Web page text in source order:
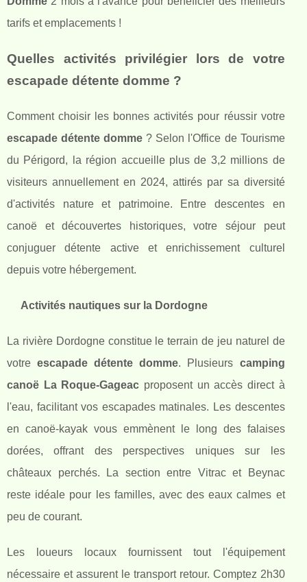
tarifs et emplacements !
Quelles activités privilégier lors de votre
escapade détente domme ?
Comment choisir les bonnes activités pour réussir votre
escapade détente domme ? Selon l'Office de Tourisme
du Périgord, la région accueille plus de 3,2 millions de
visiteurs annuellement en 2024, attirés par sa diversité
d'activités nature et patrimoine. Entre descentes en
canoë et découvertes historiques, votre séjour peut
conjuguer détente active et enrichissement culturel
depuis votre hébergement.
Activités nautiques sur la Dordogne
La rivière Dordogne constitue le terrain de jeu naturel de
votreescapade détente domme. Plusieurs camping
canoë La Roque-Gageac proposent un accès direct à
l'eau, facilitant vos escapades matinales. Les descentes
en canoë-kayak vous emmènent le long des falaises
dorées, offrant des perspectives uniques sur les
châteaux perchés. La section entre Vitrac et Beynac
reste idéale pour les familles, avec des eaux calmes et
peu de courant.
Les loueurs locaux fournissent tout l'équipement
nécessaire et assurent le transport retour. Comptez 2h30